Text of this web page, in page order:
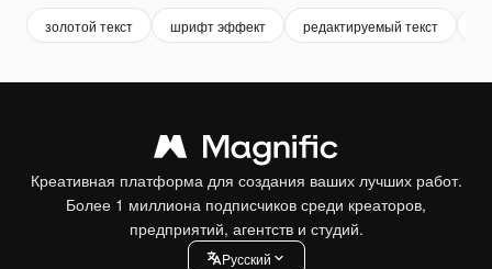
золотой текст шрифт эффект редактируемый текст
Креативная платформа для создания ваших лучших работ.
Более 1 миллиона подписчиков среди креаторов,
предприятий, агентств и студий.
Pусский